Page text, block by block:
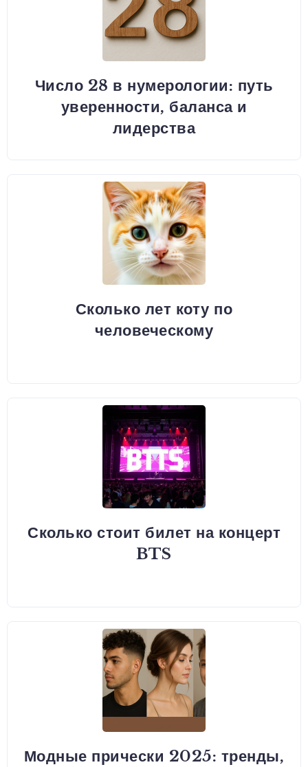
Число 28 в нумерологии: путь
уверенности, баланса и
лидерства
Сколько лет коту по
человеческому
Сколько стоит билет на концерт
BTS
Модные прически 2025: тренды,